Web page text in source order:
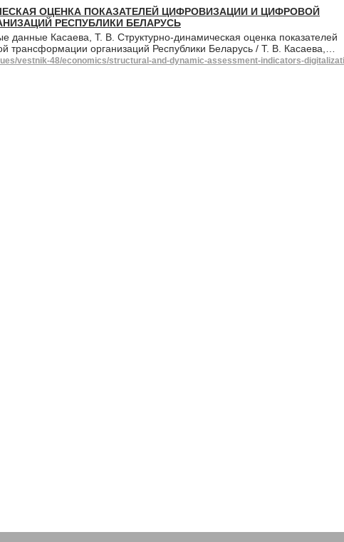
ОЦЕНКА ПОКАЗАТЕЛЕЙ ЦИФРОВИЗАЦИИ И ЦИФРОВОЙ
РЕСПУБЛИКИ БЕЛАРУСЬ
данные Касаева, Т. В. Структурно-динамическая оценка показателей
трансформации организаций Республики Беларусь / Т. В. Касаева,…
vestnik-48/economics/structural-and-dynamic-assessment-indicators-